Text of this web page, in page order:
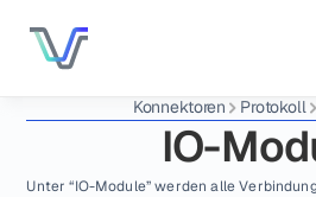
Konnektoren Protokoll
IO-
Unter “IO-Module” werden alle